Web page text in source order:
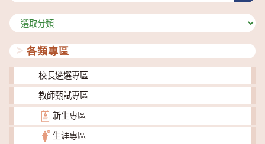
分
類
各類專區
校長遴選專區
教師甄試專區
新生專區
生涯專區